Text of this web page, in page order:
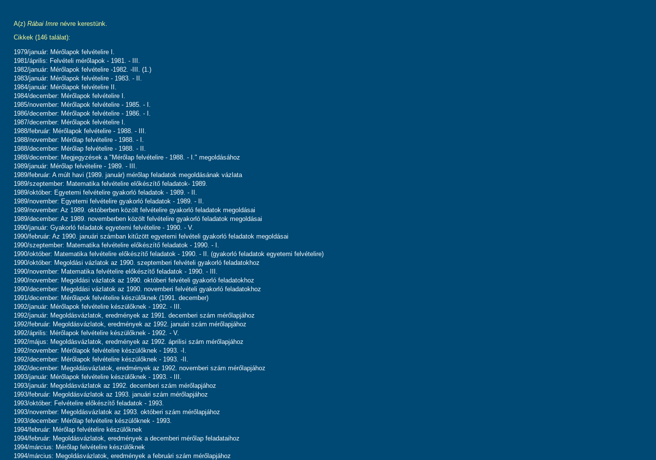
A(z) Rábai Imre névre kerestünk.
Cikkek (146 találat):
1979/január: Mérőlapok felvételire I.
1981/április: Felvételi mérőlapok - 1981. - III.
1982/január: Mérőlapok felvételire -1982. -III. (1.)
1983/január: Mérőlapok felvételire - 1983. - II.
1984/január: Mérőlapok felvételire II.
1984/december: Mérőlapok felvételire I.
1985/november: Mérőlapok felvételire - 1985. - I.
1986/december: Mérőlapok felvételire - 1986. - I.
1987/december: Mérőlapok felvételire I.
1988/február: Mérőlapok felvételire - 1988. - III.
1988/november: Mérőlap felvételire - 1988. - I.
1988/december: Mérőlap felvételire - 1988. - II.
1988/december: Megjegyzések a "Mérőlap felvételire - 1988. - I." megoldásához
1989/január: Mérőlap felvételire - 1989. - III.
1989/február: A múlt havi (1989. január) mérőlap feladatok megoldásának vázlata
1989/szeptember: Matematika felvételire előkészítő feladatok- 1989.
1989/október: Egyetemi felvételire gyakorló feladatok - 1989. - II.
1989/november: Egyetemi felvételire gyakorló feladatok - 1989. - II.
1989/november: Az 1989. októberben közölt felvételire gyakorló feladatok megoldásai
1989/december: Az 1989. novemberben közölt felvételire gyakorló feladatok megoldásai
1990/január: Gyakorló feladatok egyetemi felvételire - 1990. - V.
1990/február: Az 1990. januári számban kitűzött egyetemi felvételi gyakorló feladatok megoldásai
1990/szeptember: Matematika felvételire előkészítő feladatok - 1990. - I.
1990/október: Matematika felvételire előkészítő feladatok - 1990. - II. (gyakorló feladatok egyetemi felvételire)
1990/október: Megoldási vázlatok az 1990. szeptemberi felvételi gyakorló feladatokhoz
1990/november: Matematika felvételire előkészítő feladatok - 1990. - III.
1990/november: Megoldási vázlatok az 1990. októberi felvételi gyakorló feladatokhoz
1990/december: Megoldási vázlatok az 1990. novemberi felvételi gyakorló feladatokhoz
1991/december: Mérőlapok felvételire készülőknek (1991. december)
1992/január: Mérőlapok felvételire készülőknek - 1992. - III.
1992/január: Megoldásvázlatok, eredmények az 1991. decemberi szám mérőlapjához
1992/február: Megoldásvázlatok, eredmények az 1992. januári szám mérőlapjához
1992/április: Mérőlapok felvételire készülőknek - 1992. - V.
1992/május: Megoldásvázlatok, eredmények az 1992. áprilisi szám mérőlapjához
1992/november: Mérőlapok felvételire készülőknek - 1993. -I.
1992/december: Mérőlapok felvételire készülőknek - 1993. -II.
1992/december: Megoldásvázlatok, eredmények az 1992. novemberi szám mérőlapjához
1993/január: Mérőlapok felvételire készülőknek - 1993. - III.
1993/január: Megoldásvázlatok az 1992. decemberi szám mérőlapjához
1993/február: Megoldásvázlatok az 1993. januári szám mérőlapjához
1993/október: Felvételire előkészítő feladatok - 1993.
1993/november: Megoldásvázlatok az 1993. októberi szám mérőlapjához
1993/december: Mérőlap felvételire készülőknek - 1993.
1994/február: Mérőlap felvételire készülőknek
1994/február: Megoldásvázlatok, eredmények a decemberi mérőlap feladataihoz
1994/március: Mérőlap felvételire készülőknek
1994/március: Megoldásvázlatok, eredmények a februári szám mérőlapjához